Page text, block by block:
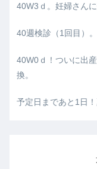
40W3ｄ。妊婦さん
40週検診（1回目）
40W0ｄ！ついに出
換。
予定日まであと1日